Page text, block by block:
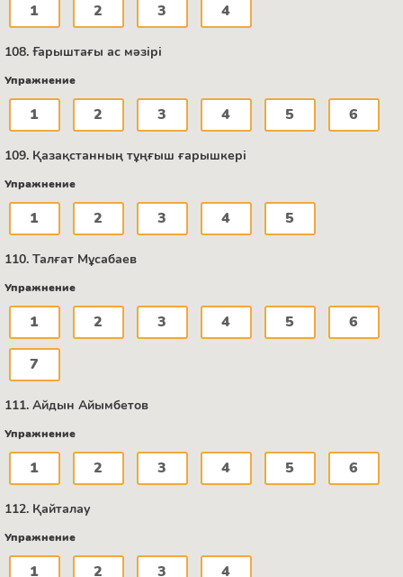
1 2 3 4
108. Ғарыштағы ас мәзірі
Упражнение
1 2 3 4 5 6
109. Қазақстанның тұңғыш ғарышкері
Упражнение
1 2 3 4 5
110. Талғат Мұсабаев
Упражнение
1 2 3 4 5 6
7
111. Айдын Айымбетов
Упражнение
1 2 3 4 5 6
112. Қайталау
Упражнение
1 2 3 4